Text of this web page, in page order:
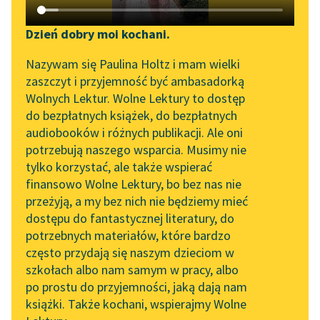
Katalog DAISY
Podkasty o książkach
Zgłoś brak utworu
Aktualności
„Prokurator Alicja Horn”
do słuchania
Byliśmy częścią AI Impact
Lab
Zapraszamy na spotkanie
online z tłumaczkami
literatury skandynawskiej
Spotkanie z Katarzyną
Tunkiel w Oslo
102. lata temu zmarł
Joseph Conrad
Narzędzia
Mapa Wolnych Lektur
Leśmianator
Przewodnik dla piszących i
czytających
API
OAI-PMH
Widget Wolnych Lektur
Przypisy
Dzień dobry moi kochani.
Nazywam się Paulina Holtz i mam wielki
zaszczyt i przyjemność być ambasadorką
Wolnych Lektur. Wolne Lektury to dostęp
do bezpłatnych książek, do bezpłatnych
audiobooków i różnych publikacji. Ale oni
potrzebują naszego wsparcia. Musimy nie
tylko korzystać, ale także wspierać
finansowo Wolne Lektury, bo bez nas nie
przeżyją, a my bez nich nie będziemy mieć
dostępu do fantastycznej literatury, do
potrzebnych materiałów, które bardzo
często przydają się naszym dzieciom w
szkołach albo nam samym w pracy, albo
po prostu do przyjemności, jaką dają nam
książki. Także kochani, wspierajmy Wolne
Sortuj:
powieści Romana Jaworskiego